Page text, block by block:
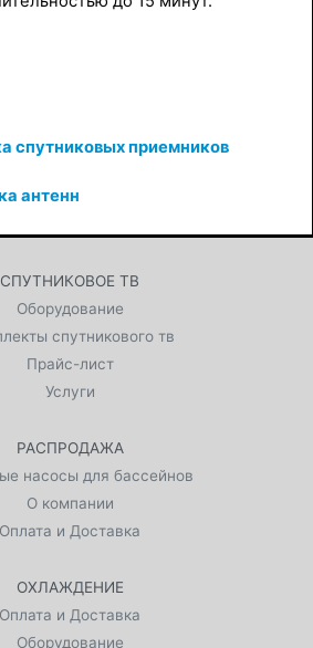
спутниковых приемников
антенн
СПУТНИКОВОЕ ТВ
Оборудование
спутникового тв
Прайс-лист
Услуги
РАСПРОДАЖА
насосы для бассейнов
О компании
Оплата и Доставка
ОХЛАЖДЕНИЕ
Оплата и Доставка
Оборудование